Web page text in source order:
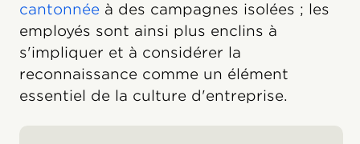
cantonnée à des campagnes isolées ; les
employés sont ainsi plus enclins à
s'impliquer et à considérer la
reconnaissance comme un élément
essentiel de la culture d'entreprise.